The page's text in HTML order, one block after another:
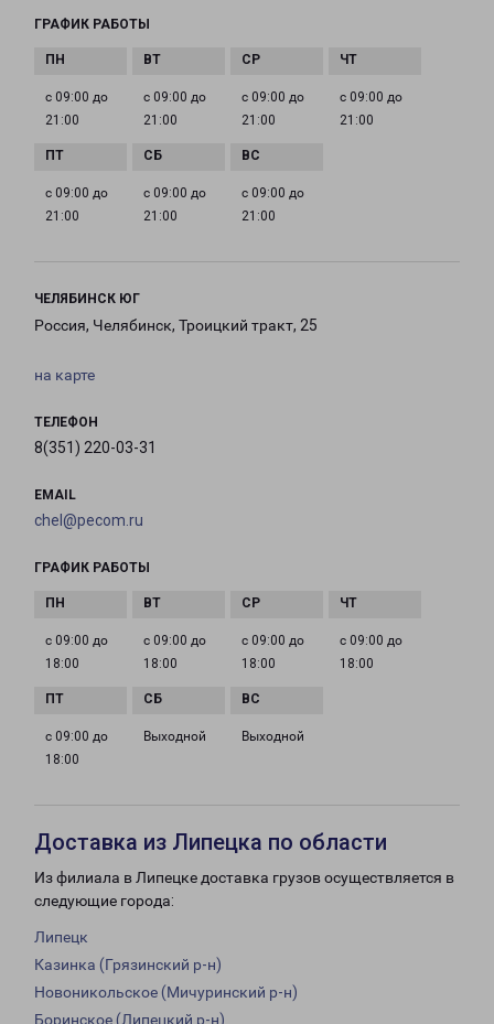
ГРАФИК РАБОТЫ
с 09:00 до
21:00
с 09:00 до
21:00
с 09:00 до
21:00
с 09:00 до
21:00
с 09:00 до
21:00
с 09:00 до
21:00
с 09:00 до
21:00
ЧЕЛЯБИНСК ЮГ
Россия, Челябинск, Троицкий тракт, 25
на карте
ТЕЛЕФОН
8(351) 220-03-31
EMAIL
chel@pecom.ru
ГРАФИК РАБОТЫ
с 09:00 до
18:00
с 09:00 до
18:00
с 09:00 до
18:00
с 09:00 до
18:00
с 09:00 до
18:00
Выходной Выходной
Доставка из Липецка по области
Из филиала в Липецке доставка грузов осуществляется в
следующие города:
Липецк
Казинка (Грязинский р-н)
Новоникольское (Мичуринский р-н)
Боринское (Липецкий р-н)